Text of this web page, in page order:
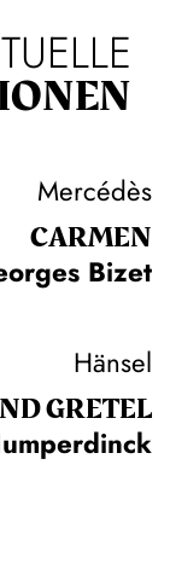
Mercédès
CARMEN
Bizet
Hänsel
GRETEL